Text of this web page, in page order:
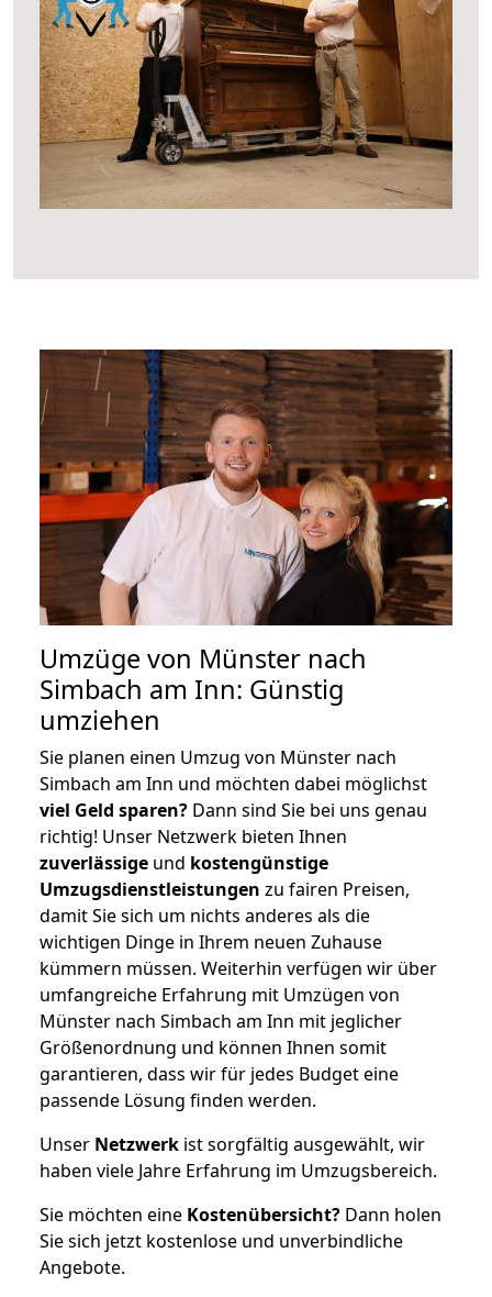
Umzüge von Münster nach
Simbach am Inn: Günstig
umziehen
Sie planen einen Umzug von Münster nach
Simbach am Inn und möchten dabei möglichst
viel Geld sparen? Dann sind Sie bei uns genau
richtig! Unser Netzwerk bieten Ihnen
zuverlässige und kostengünstige
Umzugsdienstleistungen zu fairen Preisen,
damit Sie sich um nichts anderes als die
wichtigen Dinge in Ihrem neuen Zuhause
kümmern müssen. Weiterhin verfügen wir über
umfangreiche Erfahrung mit Umzügen von
Münster nach Simbach am Inn mit jeglicher
Größenordnung und können Ihnen somit
garantieren, dass wir für jedes Budget eine
passende Lösung finden werden.
Unser Netzwerk ist sorgfältig ausgewählt, wir
haben viele Jahre Erfahrung im Umzugsbereich.
Sie möchten eine Kostenübersicht? Dann holen
Sie sich jetzt kostenlose und unverbindliche
Angebote.